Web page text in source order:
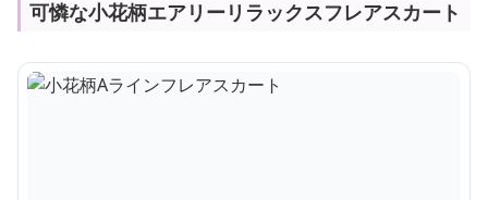
可憐な小花柄エアリーリラックスフレアスカート